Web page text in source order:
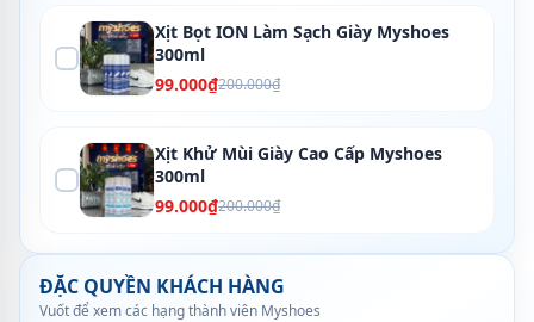
Xịt Bọt ION Làm Sạch Giày Myshoes
300ml
99.000₫200.000₫
Xịt Khử Mùi Giày Cao Cấp Myshoes
300ml
99.000₫200.000₫
ĐẶC QUYỀN KHÁCH HÀNG
Vuốt để xem các hạng thành viên Myshoes